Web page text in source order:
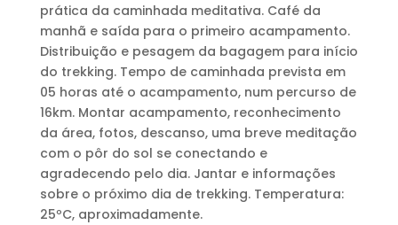
prática da caminhada meditativa. Café da
manhã e saída para o primeiro acampamento.
Distribuição e pesagem da bagagem para início
do trekking. Tempo de caminhada prevista em
05 horas até o acampamento, num percurso de
16km. Montar acampamento, reconhecimento
da área, fotos, descanso, uma breve meditação
com o pôr do sol se conectando e
agradecendo pelo dia. Jantar e informações
sobre o próximo dia de trekking. Temperatura:
25ºC, aproximadamente.